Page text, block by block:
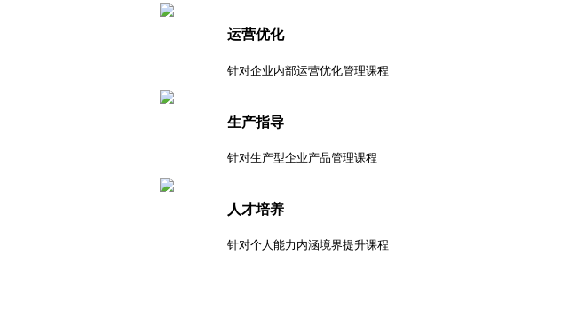
运营优化
针对企业内部运营优化管理课程
生产指导
针对生产型企业产品管理课程
人才培养
针对个人能力内涵境界提升课程